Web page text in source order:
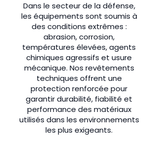
Dans le secteur de la défense,
les équipements sont soumis à
des conditions extrêmes :
abrasion, corrosion,
températures élevées, agents
chimiques agressifs et usure
mécanique. Nos revêtements
techniques offrent une
protection renforcée pour
garantir durabilité, fiabilité et
performance des matériaux
utilisés dans les environnements
les plus exigeants.